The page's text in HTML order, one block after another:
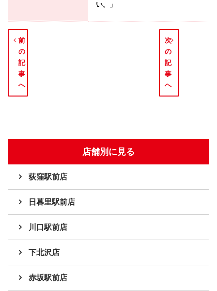
い。」
前
の
記
事
へ
次
の
記
事
へ
店舗別に見る
荻窪駅前店
日暮里駅前店
川口駅前店
下北沢店
赤坂駅前店